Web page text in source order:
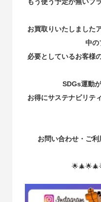
お買取りいたしました
中の
必要としているお客様
SDGs運動
お得にサステナビリテ
お問い合わせ・ご利